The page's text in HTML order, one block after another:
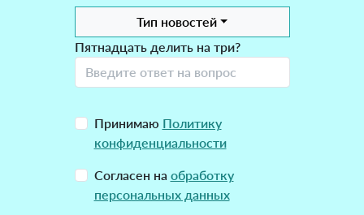
Тип новостей
Пятнадцать делить на три?
Принимаю Политику
конфиденциальности
Согласен на обработку
персональных данных